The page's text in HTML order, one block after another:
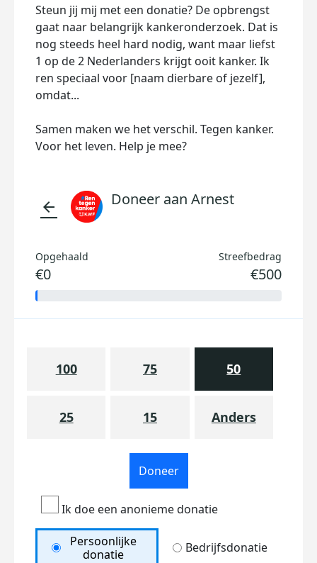
Steun jij mij met een donatie? De opbrengst
gaat naar belangrijk kankeronderzoek. Dat is
nog steeds heel hard nodig, want maar liefst
1 op de 2 Nederlanders krijgt ooit kanker. Ik
ren speciaal voor [naam dierbare of jezelf],
omdat...
Samen maken we het verschil. Tegen kanker.
Voor het leven. Help je mee?
arrow_back Doneer aan Arnest
Opgehaald
€0
Streefbedrag
€500
100 75 50
25 15 Anders
Doneer
Ik doe een anonieme donatie
Persoonlijke
donatie
Bedrijfsdonatie